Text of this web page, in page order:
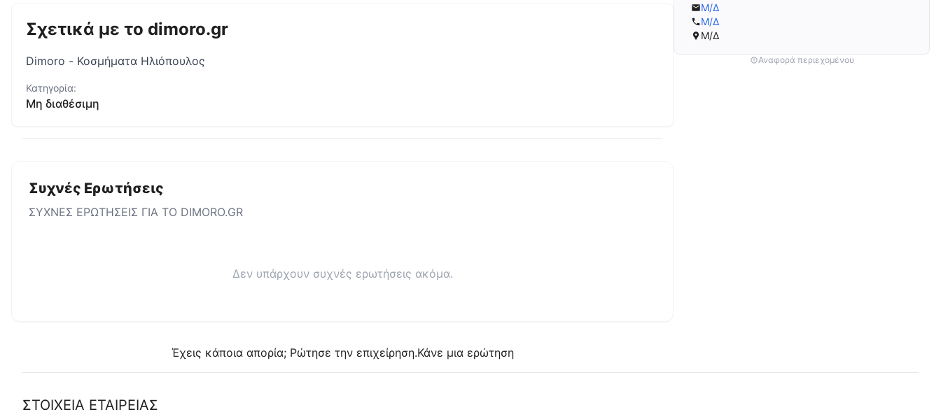
Σχετικά με το dimoro.gr
Dimoro - Κοσμήματα Ηλιόπουλος
Κατηγορία:
Μη διαθέσιμη
Συχνές Ερωτήσεις
ΣΥΧΝΕΣ ΕΡΩΤΗΣΕΙΣ ΓΙΑ ΤΟ DIMORO.GR
Δεν υπάρχουν συχνές ερωτήσεις ακόμα.
Έχεις κάποια απορία; Ρώτησε την επιχείρηση.Κάνε μια ερώτηση
Μ/Δ
Μ/Δ
Μ/Δ
Αναφορά περιεχομένου
ΣΤΟΙΧΕΙΑ ΕΤΑΙΡΕΙΑΣ